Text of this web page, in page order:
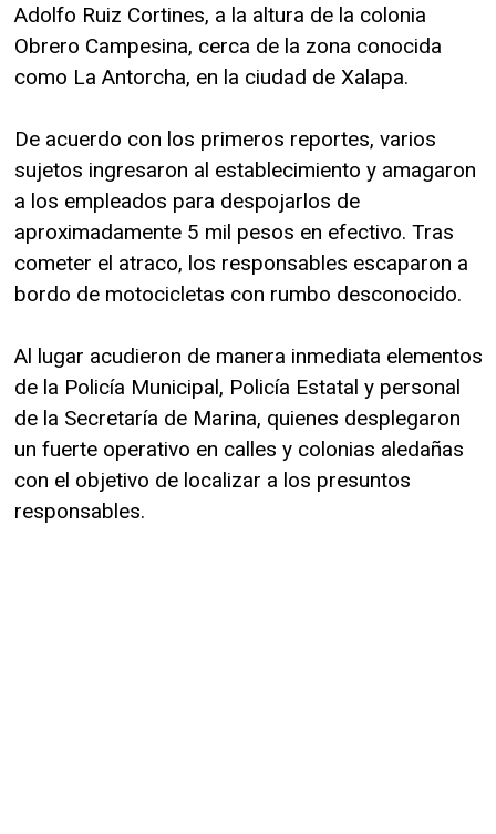
Adolfo Ruiz Cortines, a la altura de la colonia
Obrero Campesina, cerca de la zona conocida
como La Antorcha, en la ciudad de Xalapa.
De acuerdo con los primeros reportes, varios
sujetos ingresaron al establecimiento y amagaron
a los empleados para despojarlos de
aproximadamente 5 mil pesos en efectivo. Tras
cometer el atraco, los responsables escaparon a
bordo de motocicletas con rumbo desconocido.
Al lugar acudieron de manera inmediata elementos
de la Policía Municipal, Policía Estatal y personal
de la Secretaría de Marina, quienes desplegaron
un fuerte operativo en calles y colonias aledañas
con el objetivo de localizar a los presuntos
responsables.